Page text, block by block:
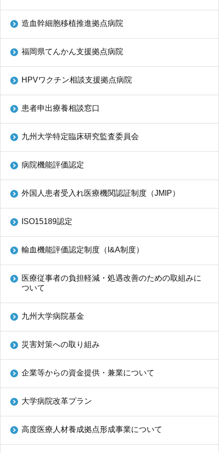
造血幹細胞移植推進拠点病院
福岡県てんかん支援拠点病院
HPVワクチン相談支援拠点病院
患者申出療養相談窓口
九州大学特定臨床研究監査委員会
病院機能評価認定
外国人患者受入れ医療機関認証制度（JMIP）
ISO15189認定
輸血機能評価認定制度（I&A制度）
医療従事者の負担軽減・処遇改善のための取組みに
ついて
九州大学病院基金
災害対策への取り組み
企業等からの資金提供・兼業について
大学病院改革プラン
高度医療人材養成拠点形成事業について